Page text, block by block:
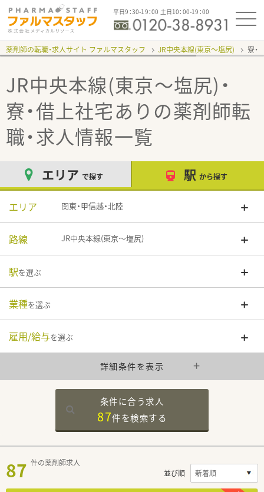
平日9：30-19：00 土日10：00-19：00
薬剤師の転職・求人サイト ファルマスタッフ JR中央本線(東京～塩尻) 寮・
JR中央本線(東京～塩尻)・
寮・借上社宅あり の薬剤師転
職・求人情報一覧
エリア で探す 駅 から探す
エリア 関東・甲信越・北陸
路線 JR中央本線(東京～塩尻)
駅を選ぶ
業種を選ぶ
雇用/給与を選ぶ
詳細条件を表示
条件に合う求人
87件を検索する
87 件の薬剤師求人
並び順